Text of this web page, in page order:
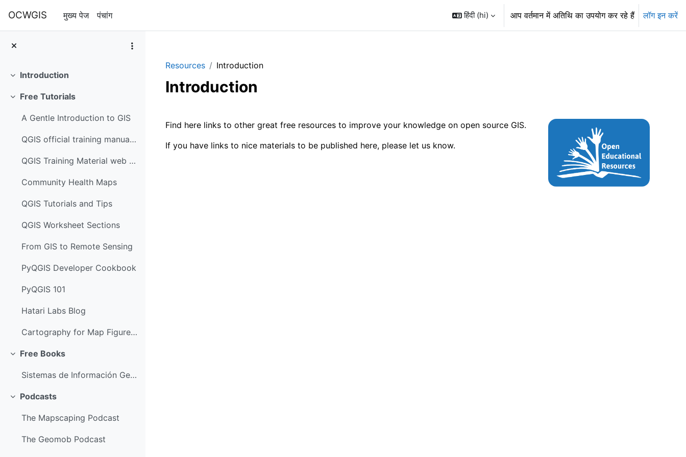
OCWGIS मुख्य पेज पंचांग हिंदी ‎(hi)‎ आप वर्तमान में अतिथि का उपयोग कर रहे हैं लॉग इन करें
संक्षिप्त करें
Introduction
संक्षिप्त करें
Free Tutorials
A Gentle Introduction to GIS
QGIS official training manual (3.16)
QGIS Training Material web page
Community Health Maps
QGIS Tutorials and Tips
QGIS Worksheet Sections
From GIS to Remote Sensing
PyQGIS Developer Cookbook
PyQGIS 101
Hatari Labs Blog
Cartography for Map Figures in Academic Journals & Books
संक्षिप्त करें
Free Books
Sistemas de Información Geográfica (in Spanish)
संक्षिप्त करें
Podcasts
The Mapscaping Podcast
The Geomob Podcast
Resources Introduction
Introduction
अनुभाग की रूपरेखा
Find here links to other great free resources to improve your knowledge on open source GIS.
If you have links to nice materials to be published here, please let us know.